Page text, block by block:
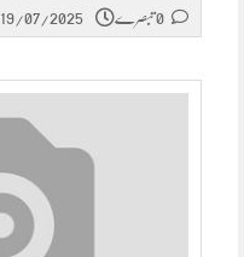
19/07/2025